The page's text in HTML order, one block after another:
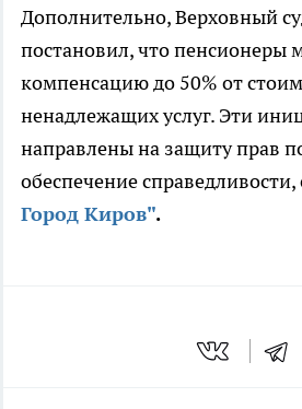
Дополнительно, Верховный
постановил, что пенсионеры
компенсацию до 50% от
ненадлежащих услуг. Эти
направлены на защиту прав
обеспечение
Город Киров".